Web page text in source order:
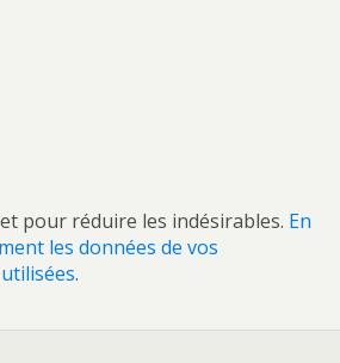
pour réduire les indésirables. En
les données de vos
.